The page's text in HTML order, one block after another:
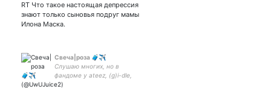
RT Что такое настоящая депрессия
знают только сыновья подруг мамы
Илона Маска.
Свеча|роза 🧳✈️
Слушаю многих, но в
фандоме у ateez, (g)i-dle,
stray kids, mamamoo,